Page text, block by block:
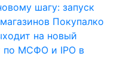
шагу: запуск
Покупалко
на новый
по МСФО и IPO в